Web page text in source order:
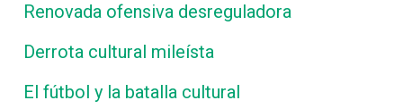
Renovada ofensiva desreguladora
Derrota cultural mileísta
El fútbol y la batalla cultural